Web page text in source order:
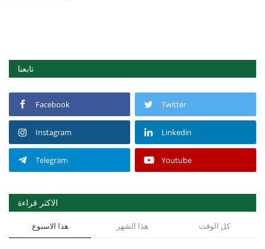
تابعنا
Facebook Twitter
Instagram Linkedin
Telegram Youtube
الاكثر قراءة
هذا الاسبوع هذا الشهر كل الوقت